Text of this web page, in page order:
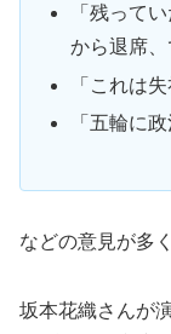
「残って
から退席、
「これは
「五輪に
などの意見が多
坂本花織さんが